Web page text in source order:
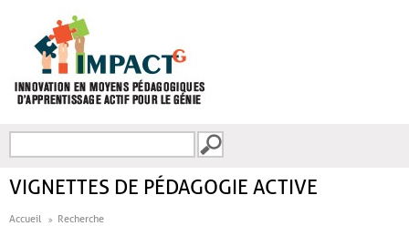
FORMULAIRE DE
VIGNETTES DE PÉDAGOGIE ACTIVE
Accueil Recherche